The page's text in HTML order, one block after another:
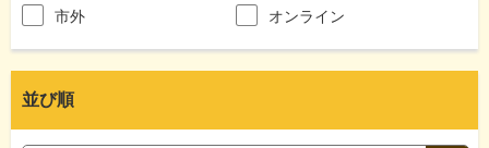
市外
オンライン
並び順